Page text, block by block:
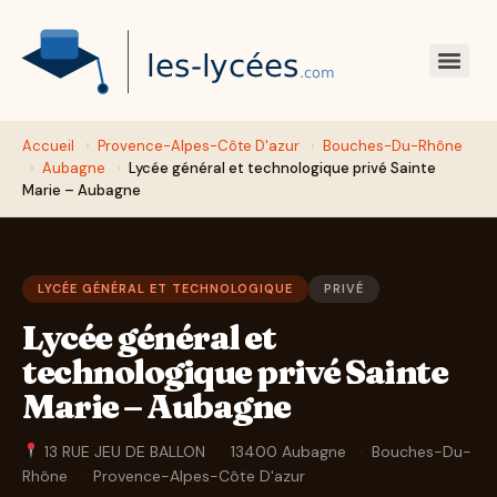
Accueil › Provence-Alpes-Côte D'azur › Bouches-Du-Rhône
› Aubagne › Lycée général et technologique privé Sainte
Marie – Aubagne
LYCÉE GÉNÉRAL ET TECHNOLOGIQUE PRIVÉ
Lycée général et
technologique privé Sainte
Marie – Aubagne
13 RUE JEU DE BALLON · 13400 Aubagne · Bouches-Du-
Rhône
· Provence-Alpes-Côte D'azur